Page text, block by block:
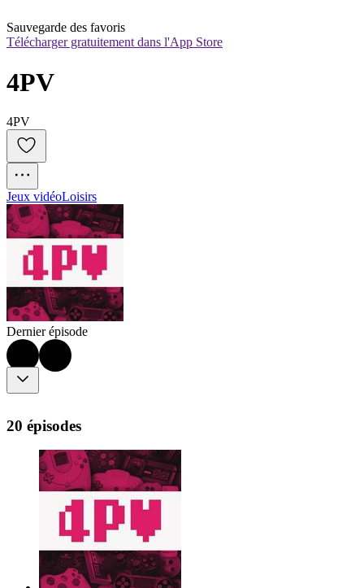
Sauvegarde des favoris
Télécharger gratuitement dans l'App Store
4PV
4PV
Jeux vidéoLoisirs
Dernier épisode
20 épisodes